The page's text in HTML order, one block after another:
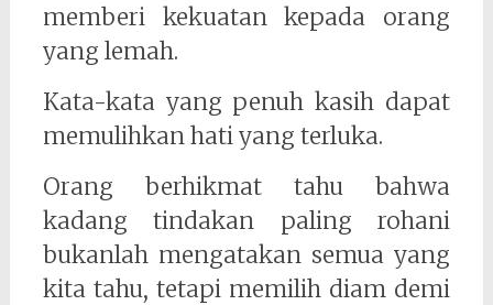
memberi kekuatan kepada orang
yang lemah.
Kata-kata yang penuh kasih dapat
memulihkan hati yang terluka.
Orang berhikmat tahu bahwa
kadang tindakan paling rohani
bukanlah mengatakan semua yang
kita tahu, tetapi memilih diam demi